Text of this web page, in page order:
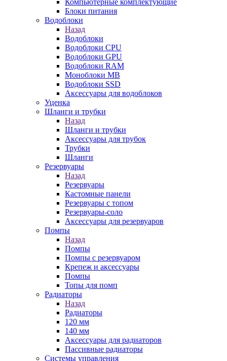
Компьютерные комплектующие
Блоки питания
Водоблоки
Назад
Водоблоки
Водоблоки CPU
Водоблоки GPU
Водоблоки RAM
Моноблоки MB
Водоблоки SSD
Аксессуары для водоблоков
Уценка
Шланги и трубки
Назад
Шланги и трубки
Аксессуары для трубок
Трубки
Шланги
Резервуары
Назад
Резервуары
Кастомные панели
Резервуары с топом
Резервуары-соло
Аксессуары для резервуаров
Помпы
Назад
Помпы
Помпы с резервуаром
Крепеж и аксессуары
Помпы
Топы для помп
Радиаторы
Назад
Радиаторы
120 мм
140 мм
Аксессуары для радиаторов
Пассивные радиаторы
Системы управления